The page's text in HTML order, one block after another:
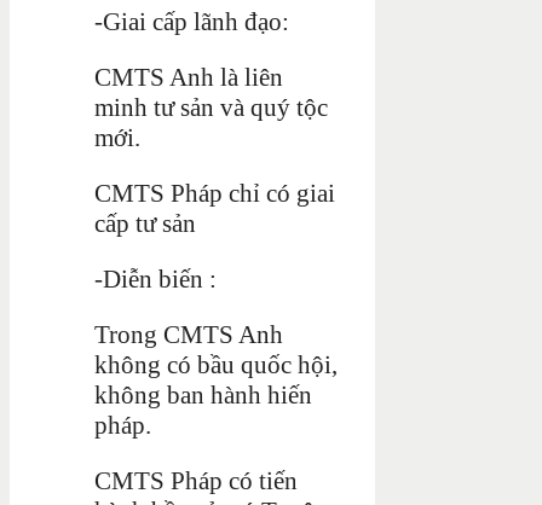
-Giai cấp lãnh đạo:
CMTS Anh là liên
minh tư sản và quý tộc
mới.
CMTS Pháp chỉ có giai
cấp tư sản
-Diễn biến :
Trong CMTS Anh
không có bầu quốc hội,
không ban hành hiến
pháp.
CMTS Pháp có tiến